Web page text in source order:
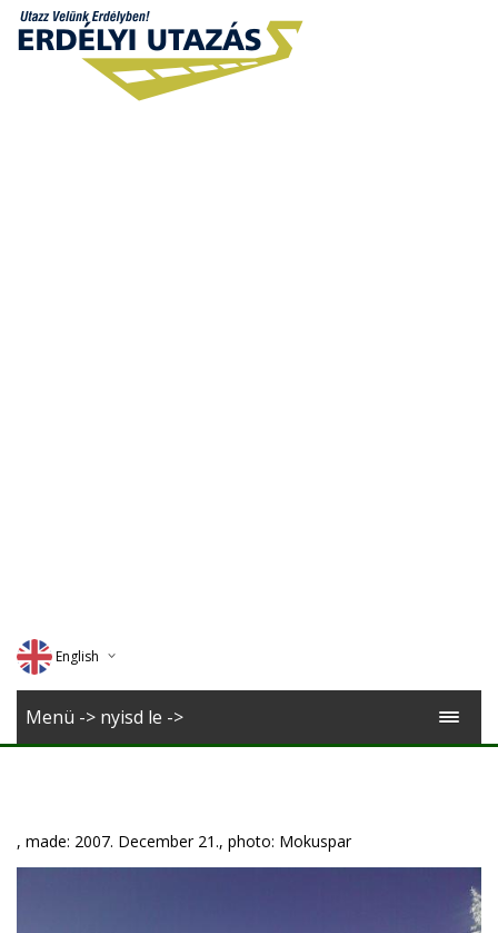
English
Deutsch
Menü -> nyisd le ->
, made: 2007. December 21., photo: Mokuspar